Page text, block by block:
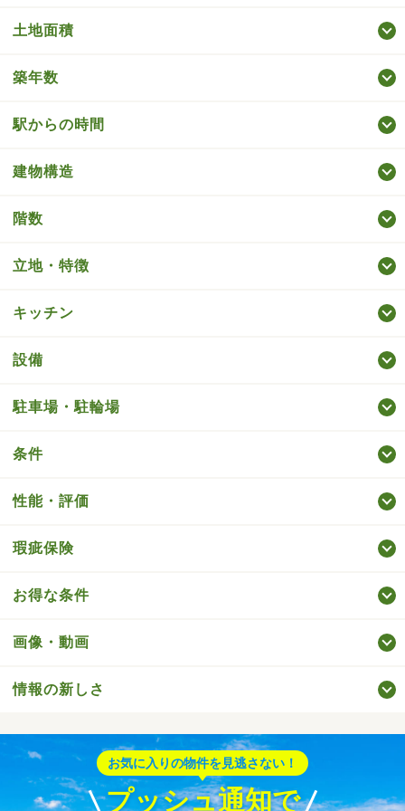
土地面積
築年数
駅からの時間
建物構造
階数
立地・特徴
キッチン
設備
駐車場・駐輪場
条件
性能・評価
瑕疵保険
お得な条件
画像・動画
情報の新しさ
お気に入りの物件を見逃さない！
プッシュ通知で